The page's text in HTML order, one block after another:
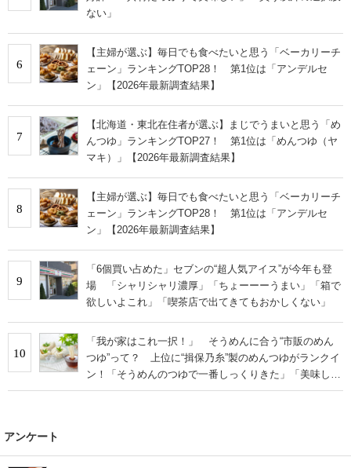
ない」
6
【主婦が選ぶ】毎日でも食べたいと思う「ベーカリーチ
ェーン」ランキングTOP28！ 第1位は「アンデルセ
ン」【2026年最新調査結果】
7
【北海道・東北在住者が選ぶ】まじでうまいと思う「め
んつゆ」ランキングTOP27！ 第1位は「めんつゆ（ヤ
マキ）」【2026年最新調査結果】
8
【主婦が選ぶ】毎日でも食べたいと思う「ベーカリーチ
ェーン」ランキングTOP28！ 第1位は「アンデルセ
ン」【2026年最新調査結果】
9
「6個買い占めた」セブンの“超人気アイス”が今年も登
場 「シャリシャリ濃厚」「ちょーーーうまい」「箱で
欲しいよこれ」「喫茶店で出てきてもおかしくない」
10
「我が家はこれ一択！」 そうめんに合う“市販のめん
つゆ”って？ 上位に“揖保乃糸”製のめんつゆがランクイ
ン！「そうめんのつゆで一番しっくりきた」「美味しす
ぎる」
アンケート